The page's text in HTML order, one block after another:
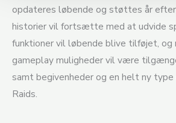
opdateres løbende og støttes år efter
historier vil fortsætte med at udvide
funktioner vil løbende blive tilføjet, og
gameplay muligheder vil være
samt begivenheder og en helt ny type
Raids.